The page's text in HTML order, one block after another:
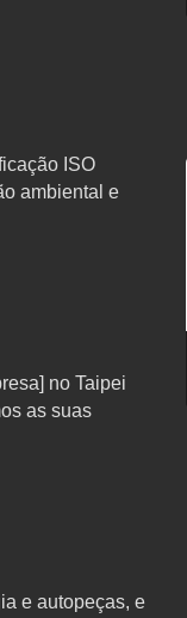
ISO
ambiental e
no Taipei
as suas
e autopeças, e
de onda
aplicativo